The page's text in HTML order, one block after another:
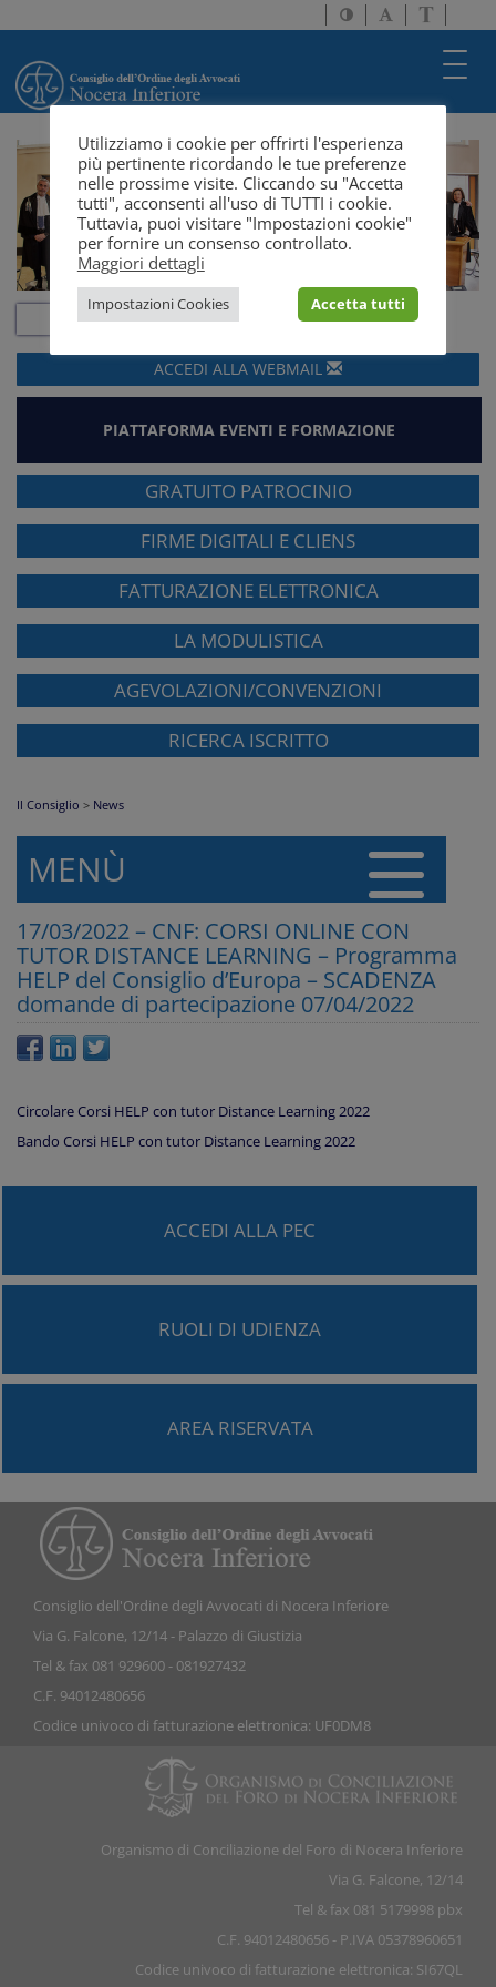
Attiva/disattiva
alto
Attiva/
dimensione
a
solo
ACCEDI ALLA WEBMAIL
PIATTAFORMA EVENTI E FORMAZIONE
GRATUITO PATROCINIO
FIRME DIGITALI E CLIENS
FATTURAZIONE ELETTRONICA
LA MODULISTICA
AGEVOLAZIONI/CONVENZIONI
RICERCA ISCRITTO
Il Consiglio > News
MENÙ
17/03/2022 – CNF: CORSI ONLINE CON
TUTOR DISTANCE LEARNING – Programma
HELP del Consiglio d’Europa – SCADENZA
domande di partecipazione 07/04/2022
Circolare Corsi HELP con tutor Distance Learning 2022
Bando Corsi HELP con tutor Distance Learning 2022
ACCEDI ALLA PEC
RUOLI DI UDIENZA
AREA RISERVATA
Consiglio dell'Ordine degli Avvocati di Nocera Inferiore
Via G. Falcone, 12/14 - Palazzo di Giustizia
Tel & fax 081 929600 - 081927432
C.F. 94012480656
Codice univoco di fatturazione elettronica: UF0DM8
Organismo di Conciliazione del Foro di Nocera Inferiore
Via G. Falcone, 12/14
Tel & fax 081 5179998 pbx
C.F. 94012480656 - P.IVA 05378960651
Codice univoco di fatturazione elettronica: SI67QL
Utilizziamo i cookie per offrirti l'esperienza
più pertinente ricordando le tue preferenze
nelle prossime visite. Cliccando su "Accetta
tutti", acconsenti all'uso di TUTTI i cookie.
Tuttavia, puoi visitare "Impostazioni cookie"
per fornire un consenso controllato.
Maggiori dettagli
Impostazioni Cookies Accetta tutti